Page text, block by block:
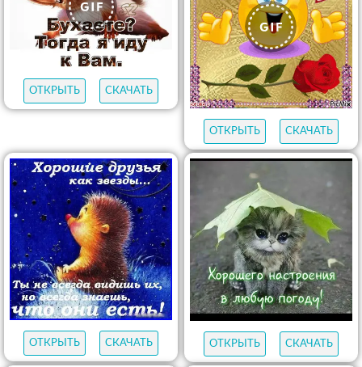
ОТКРЫТЬ СКАЧАТЬ
ОТКРЫТЬ СКАЧАТЬ
ОТКРЫТЬ СКАЧАТЬ ОТКРЫТЬ СКАЧАТЬ